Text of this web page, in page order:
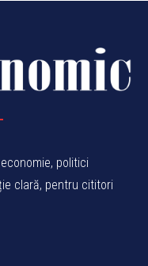
politici
clară, pentru cititori